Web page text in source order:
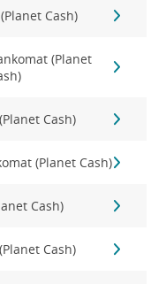
Cash)
(Planet
Cash)
(Planet Cash)
Cash)
Cash)